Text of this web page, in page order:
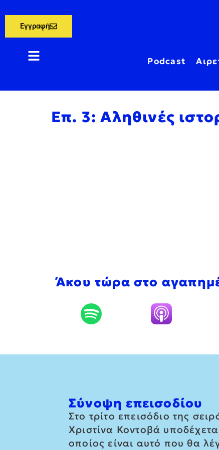
Εγγραφή
Podcast
Επ. 3: Αληθινές
Άκου τώρα στο
Σύνοψη επεισοδίου
Στο τρίτο επεισόδιο της
Χριστίνα Κοντοβά
οποίος είναι αυτό που θα